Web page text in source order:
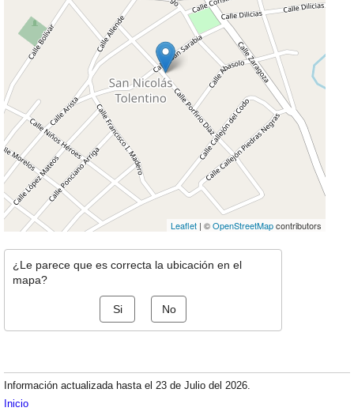
Leaflet | ©OpenStreetMapcontributors
¿Le parece que es correcta la ubicación en el
mapa?
Si No
Información actualizada hasta el 23 de Julio del 2026.
Inicio